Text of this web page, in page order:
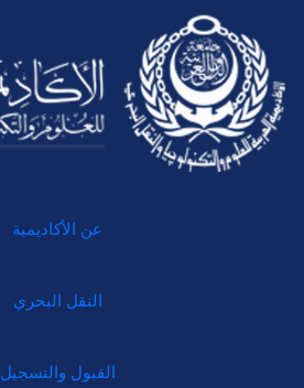
عن الأكاديمية
النقل البحري
القبول والتسجيل